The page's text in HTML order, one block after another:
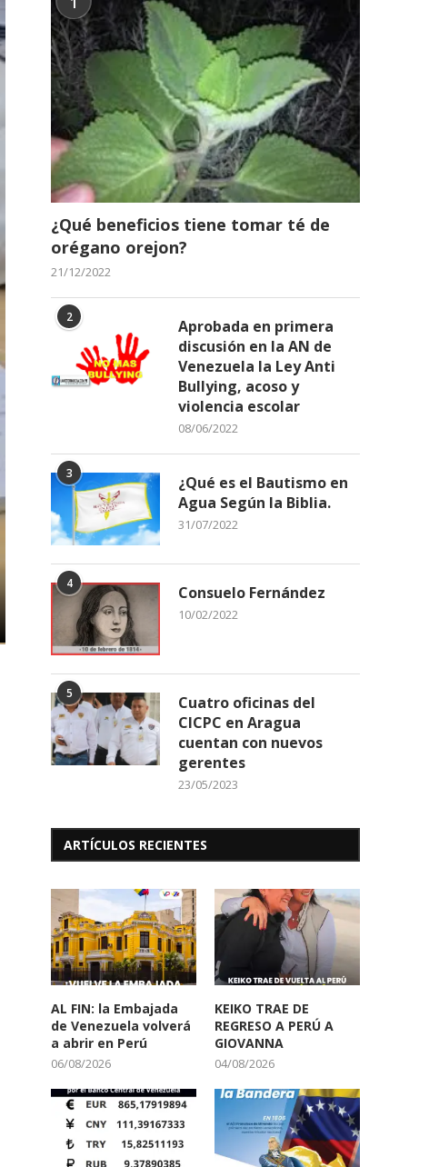
¿Qué beneficios tiene tomar té de
orégano orejon?
21/12/2022
2
Aprobada en primera
discusión en la AN de
Venezuela la Ley Anti
Bullying, acoso y
violencia escolar
08/06/2022
3
¿Qué es el Bautismo en
Agua Según la Biblia.
31/07/2022
4 Consuelo Fernández
10/02/2022
5
Cuatro oficinas del
CICPC en Aragua
cuentan con nuevos
gerentes
23/05/2023
ARTÍCULOS RECIENTES
AL FIN: la Embajada
de Venezuela volverá
a abrir en Perú
06/08/2026
KEIKO TRAE DE
REGRESO A PERÚ A
GIOVANNA
04/08/2026